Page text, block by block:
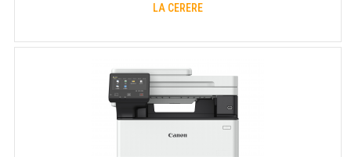
LA CERERE